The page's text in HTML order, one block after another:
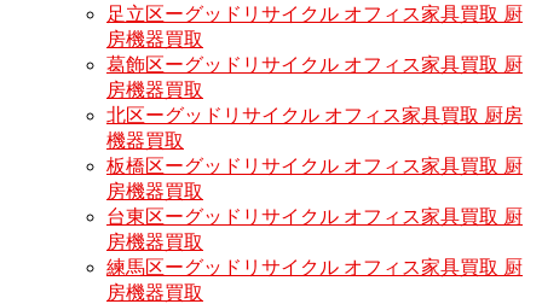
足立区ーグッドリサイクル オフィス家具買取 厨
房機器買取
葛飾区ーグッドリサイクル オフィス家具買取 厨
房機器買取
北区ーグッドリサイクル オフィス家具買取 厨房
機器買取
板橋区ーグッドリサイクル オフィス家具買取 厨
房機器買取
台東区ーグッドリサイクル オフィス家具買取 厨
房機器買取
練馬区ーグッドリサイクル オフィス家具買取 厨
房機器買取